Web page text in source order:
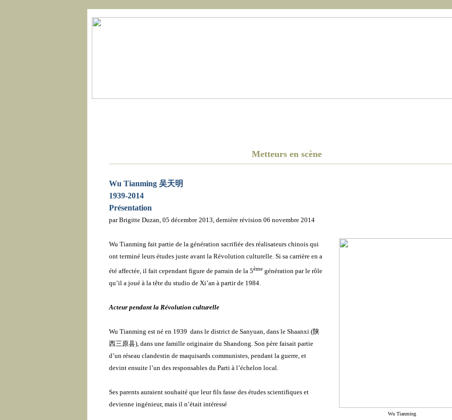
Metteurs en scène
Wu Tianming 吴天明
1939-2014
Présentation
par Brigitte Duzan, 05 décembre 2013, dernière révision 06 novembre 2014
Wu Tianming fait partie de la génération sacrifiée des réalisateurs chinois qui
ont terminé leurs études juste avant la Révolution culturelle. Si sa carrière en a
été affectée, il fait cependant figure de parrain de la 5èmegénération par le rôle
qu’il a joué à la tête du studio de Xi’an à partir de 1984.
Acteur pendant la Révolution culturelle
Wu Tianming est né en 1939 dans le district de Sanyuan, dans le Shaanxi (陕
西三原县), dans une famille originaire du Shandong. Son père faisait partie
d’un réseau clandestin de maquisards communistes, pendant la guerre, et
devint ensuite l’un des responsables du Parti à l’échelon local.
Ses parents auraient souhaité que leur fils fasse des études scientifiques et
devienne ingénieur, mais il n’était intéressé
Wu Tianming